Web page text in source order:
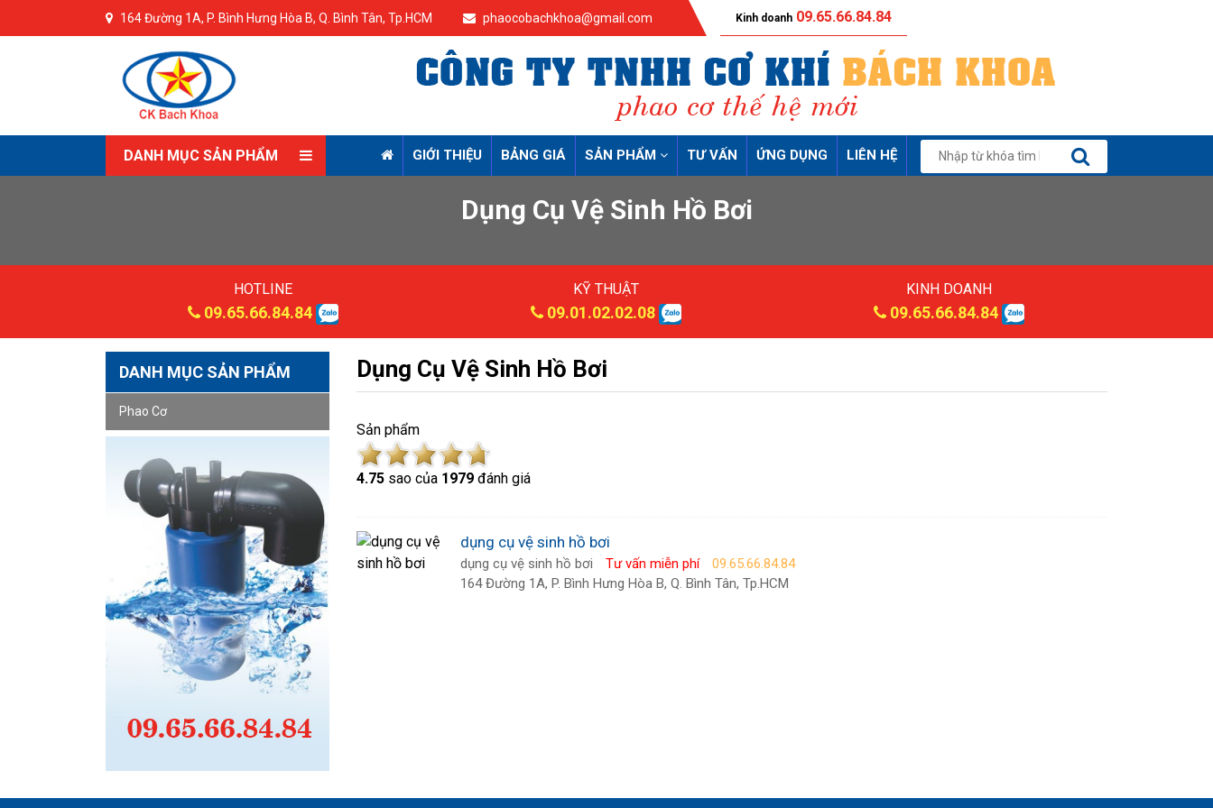
164 Đường 1A, P. Bình Hưng Hòa B, Q. Bình Tân, Tp.HCM phaocobachkhoa@gmail.com Kinh doanh 09.65.66.84.84
DANH MỤC SẢN PHẨM GIỚI THIỆU BẢNG GIÁ SẢN PHẨM TƯ VẤN ỨNG DỤNG LIÊN HỆ
Dụng Cụ Vệ Sinh Hồ Bơi
HOTLINE
09.65.66.84.84
KỸ THUẬT
09.01.02.02.08
KINH DOANH
09.65.66.84.84
DANH MỤC SẢN PHẨM
Phao Cơ
Dụng Cụ Vệ Sinh Hồ Bơi
Sản phẩm
4.75sao của 1979đánh giá
dụng cụ vệ sinh hồ bơi
dụng cụ vệ sinh hồ bơi Tư vấn miễn phí
09.65.66.84.84
164 Đường 1A, P. Bình Hưng Hòa B, Q. Bình Tân, Tp.HCM